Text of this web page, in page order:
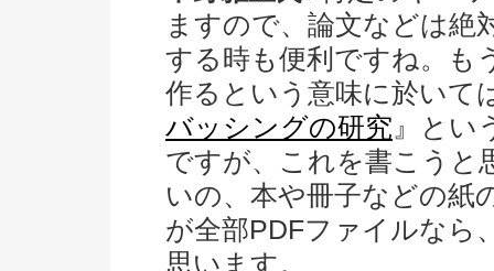
ますので、論文などは絶
する時も便利ですね。も
作るという意味に於いて
バッシングの研究 』とい
ですが、これを書こうと
いの、本や冊子などの紙
が全部PDFファイルなら
思います。